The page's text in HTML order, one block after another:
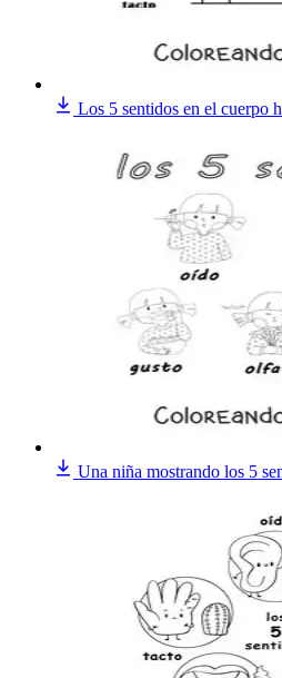
Los 5 sentidos en el cuerpo
Una niña mostrando los 5